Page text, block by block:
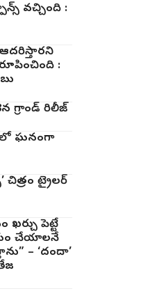
వచ్చింది :
:
గ్రాండ్ రిలీజ్
ఘనంగా
చిత్రం ట్రైలర్
ఖర్చు పెట్టే
చేయాలనే
– ‘దందా’